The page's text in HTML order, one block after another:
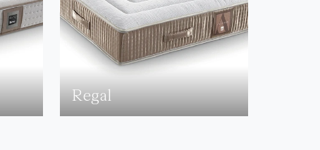
Regal